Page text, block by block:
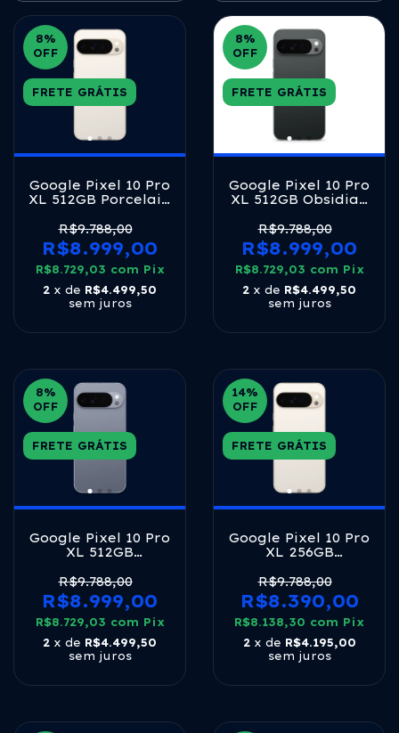
8%
OFF
FRETE GRÁTIS
Google Pixel 10 Pro
XL 512GB Porcelain
RAM 6,8" LTPO
OLED 120Hz
R$9.788,00
R$8.999,00
R$8.729,03 com Pix
2 x de R$4.499,50
sem juros
8%
OFF
FRETE GRÁTIS
Google Pixel 10 Pro
XL 512GB Obsidian
RAM 6,8" LTPO
OLED 120Hz
R$9.788,00
R$8.999,00
R$8.729,03 com Pix
2 x de R$4.499,50
sem juros
8%
OFF
FRETE GRÁTIS
Google Pixel 10 Pro
XL 512GB
Tensor G5 16GB
RAM 6,8" LTPO
OLED 120Hz
R$9.788,00
R$8.999,00
R$8.729,03 com Pix
2 x de R$4.499,50
sem juros
14%
OFF
FRETE GRÁTIS
Google Pixel 10 Pro
XL 256GB
Tensor G5 16GB
RAM 6,8" LTPO
OLED 120Hz
R$9.788,00
R$8.390,00
R$8.138,30 com Pix
2 x de R$4.195,00
sem juros